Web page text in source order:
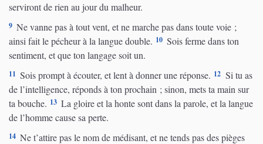
serviront de rien au jour du malheur.
9 Ne vanne pas à tout vent, et ne marche pas dans toute voie ;
ainsi fait le pécheur à la langue double. 10 Sois ferme dans ton
sentiment, et que ton langage soit un.
11 Sois prompt à écouter, et lent à donner une réponse. 12 Si tu as
de l’intelligence, réponds à ton prochain ; sinon, mets ta main sur
ta bouche. 13 La gloire et la honte sont dans la parole, et la langue
de l’homme cause sa perte.
14 Ne t’attire pas le nom de médisant, et ne tends pas des pièges